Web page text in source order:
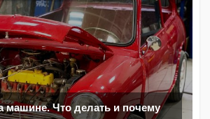
машине. Что делать и почему